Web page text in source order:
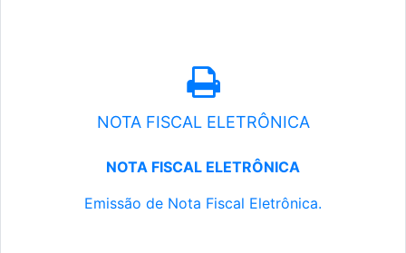
NOTA FISCAL ELETRÔNICA
NOTA FISCAL ELETRÔNICA
Emissão de Nota Fiscal Eletrônica.